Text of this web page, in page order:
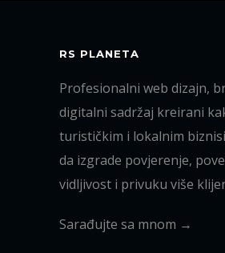
RS PLANETA
Profesionalni web dizajn,
digitalni sadržaj kreirani
turističkim i lokalnim
da izgrade povjerenje,
vidljivost i privuku više
Sarađujte sa mnom →